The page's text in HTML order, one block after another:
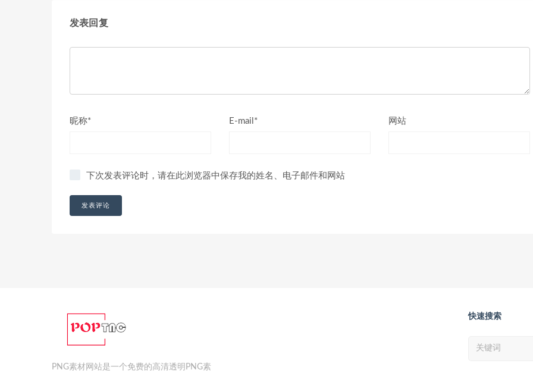
发表回复
昵称* E-mail* 网站
下次发表评论时，请在此浏览器中保存我的姓名、电子邮件和网站
PNG素材网站是一个免费的高清透明PNG素
快速搜索